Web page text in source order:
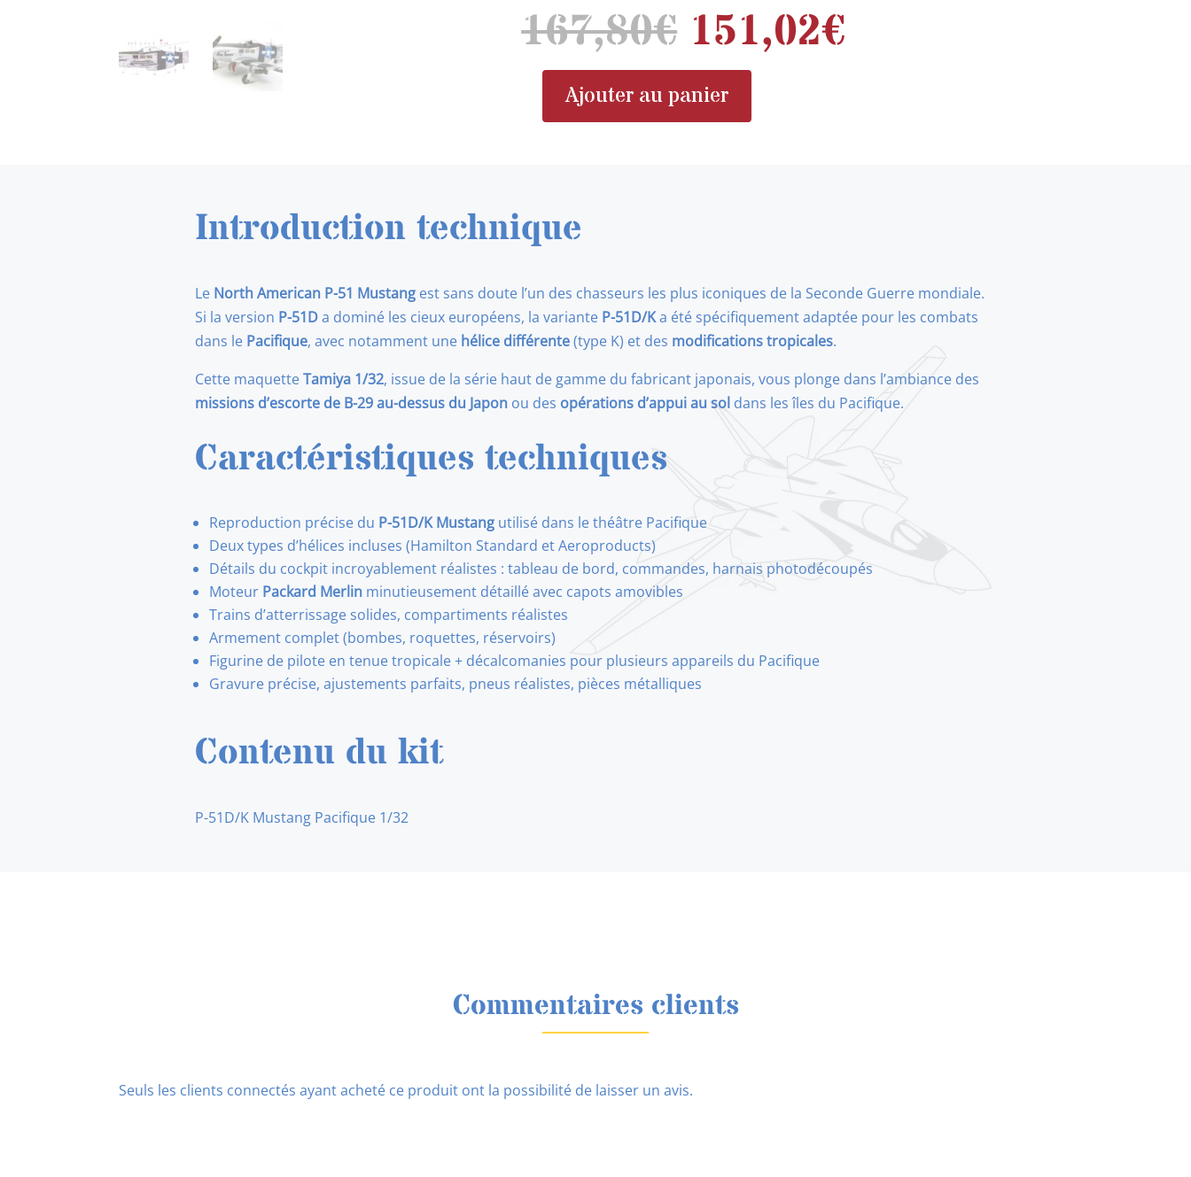
167,80€ Le
prix
initial
était :
167,80€.
151,02€
quantité
51D/K
Mustang
1/32
Ajouter au panier
Introduction technique
Le North American P-51 Mustang est sans doute l’un des chasseurs les plus iconiques de la Seconde Guerre mondiale.
Si la version P-51Da dominé les cieux européens, la variante P-51D/Ka été spécifiquement adaptée pour les combats
dans le Pacifique, avec notamment une hélice différente(type K) et des modifications tropicales.
Cette maquetteTamiya 1/32, issue de la série haut de gamme du fabricant japonais, vous plonge dans l’ambiance des
missions d’escorte de B-29 au-dessus du Japon ou des opérations d’appui au sol dans les îles du Pacifique.
Caractéristiques techniques
Reproduction précise du P-51D/K Mustang utilisé dans le théâtre Pacifique
Deux types d’hélices incluses (Hamilton Standard et Aeroproducts)
Détails du cockpit incroyablement réalistes : tableau de bord, commandes, harnais photodécoupés
Moteur Packard Merlin minutieusement détaillé avec capots amovibles
Trains d’atterrissage solides, compartiments réalistes
Armement complet (bombes, roquettes, réservoirs)
Figurine de pilote en tenue tropicale + décalcomanies pour plusieurs appareils du Pacifique
Gravure précise, ajustements parfaits, pneus réalistes, pièces métalliques
Contenu du kit
P-51D/K Mustang Pacifique 1/32
Commentaires clients
Seuls les clients connectés ayant acheté ce produit ont la possibilité de laisser un avis.